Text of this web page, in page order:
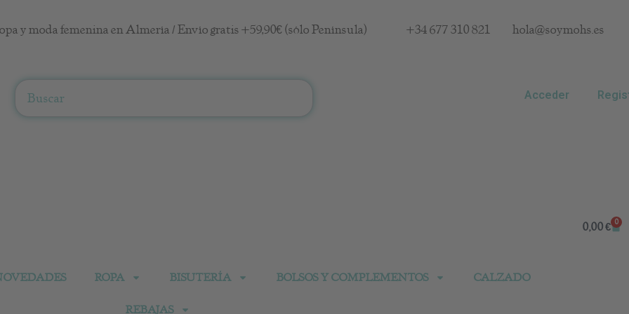
y moda femenina en Almería / Envío gratis +59,90€ (sólo Península) +34 677 310 821 hola@soymohs.es
Acceder
ROPA BISUTERÍA BOLSOS Y COMPLEMENTOS CALZADO
REBAJAS
0,00€ 0